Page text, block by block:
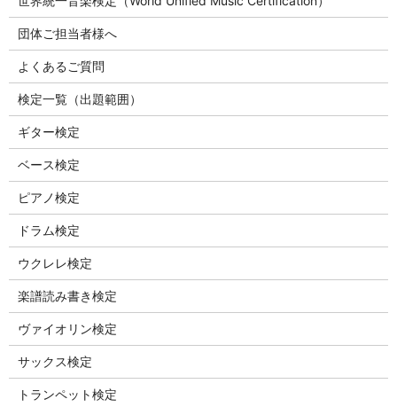
団体ご担当者様へ
よくあるご質問
検定一覧（出題範囲）
ギター検定
ベース検定
ピアノ検定
ドラム検定
ウクレレ検定
楽譜読み書き検定
ヴァイオリン検定
サックス検定
トランペット検定